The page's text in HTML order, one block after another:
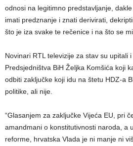
odnosi na legitimno predstavljanje,
imati predznanje i znati derivirati,
što je iza svake te rečenice i na što se
Novinari RTL televizije za stav su upitali
Predsjedništva BiH Željka Komšića koji
odbiti zaključke koji idu na štetu HDZ-a
politike, ali nije.
“Glasanjem za zaključke Vijeća EU, pri
amandmani o konstitutivnosti naroda, a
reforme, hrvatska Vlada je ni manje ni